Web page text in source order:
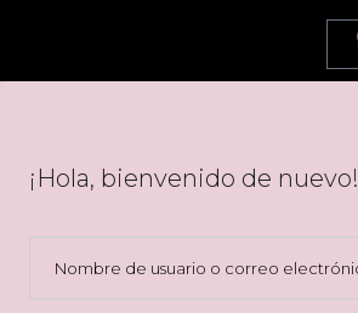
¡Hola, bienvenido de nuevo!